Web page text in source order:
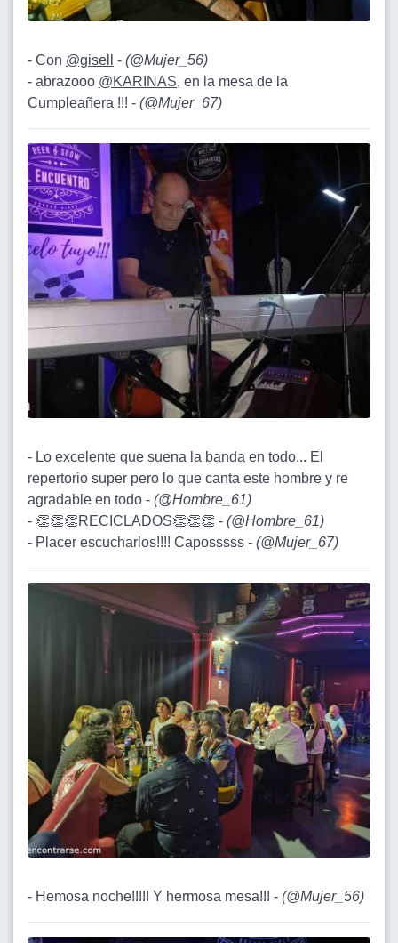
- Con @gisell - (@Mujer_56)
- abrazooo @KARINAS, en la mesa de la
Cumpleañera !!! - (@Mujer_67)
- Lo excelente que suena la banda en todo... El
repertorio super pero lo que canta este hombre y re
agradable en todo - (@Hombre_61)
- 👏👏👏RECICLADOS👏👏👏 - (@Hombre_61)
- Placer escucharlos!!!! Caposssss - (@Mujer_67)
- Hemosa noche!!!!! Y hermosa mesa!!! - (@Mujer_56)